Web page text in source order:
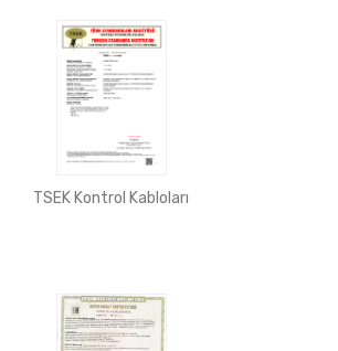
TSEK Kontrol Kabloları